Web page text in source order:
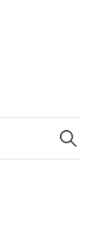
Suchen
nach: